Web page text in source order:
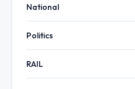
National
Politics
RAIL